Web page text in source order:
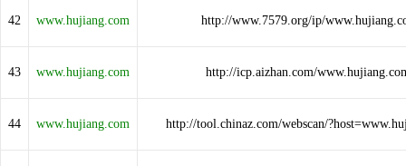
42 www.hujiang.com http://www.7579.org/ip/
43 www.hujiang.com http://icp.aizhan.com/
44 www.hujiang.com http://tool.chinaz.com/webscan/